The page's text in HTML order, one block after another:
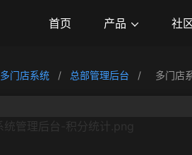
首页 产品 社
多门店系统 / 总部管理后台 / 多门店